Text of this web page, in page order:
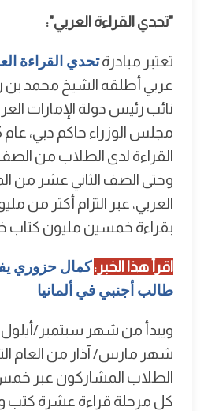
"تحدي القراءة العربي":
تعتبر مبادرةتحدي القراءة
عربي أطلقه الشيخ محمد بن
نائب رئيس دولة الإمارات
القراءة لدى الطلاب من الصف
وحتى الصف الثاني عشر من
العربي، عبر التزام أكثر من
بقراءة خمسين مليون كتاب
اقرأ هذا الخبر:كمال حزوري
طالب أجنبي في ألمانيا
ويبدأ من شهر سبتمبر/
شهر مارس/ آذار من العام
الطلاب المشاركون عبر
كل مرحلة قراءة عشرة كتب